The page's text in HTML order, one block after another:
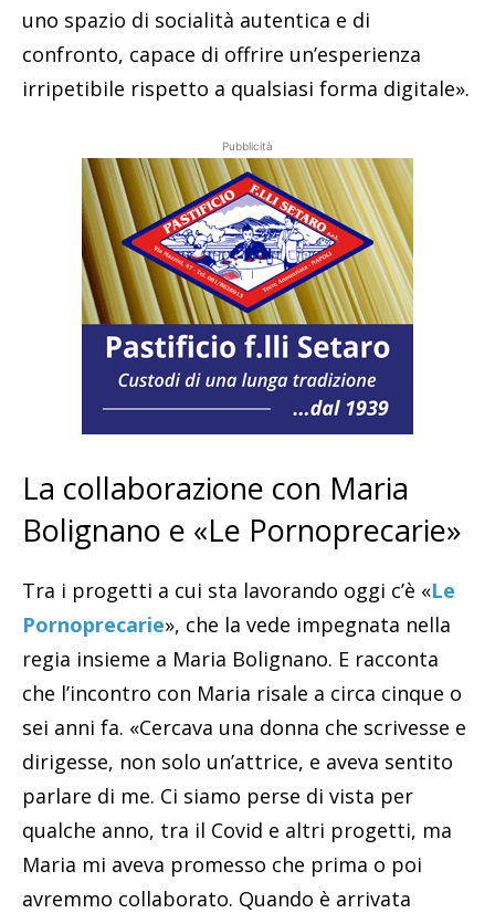
uno spazio di socialità autentica e di
confronto, capace di offrire un’esperienza
irripetibile rispetto a qualsiasi forma digitale».
Pubblicità
La collaborazione con Maria
Bolignano e «Le Pornoprecarie»
Tra i progetti a cui sta lavorando oggi c’è «Le
Pornoprecarie», che la vede impegnata nella
regia insieme a Maria Bolignano. E racconta
che l’incontro con Maria risale a circa cinque o
sei anni fa. «Cercava una donna che scrivesse e
dirigesse, non solo un’attrice, e aveva sentito
parlare di me. Ci siamo perse di vista per
qualche anno, tra il Covid e altri progetti, ma
Maria mi aveva promesso che prima o poi
avremmo collaborato. Quando è arrivata